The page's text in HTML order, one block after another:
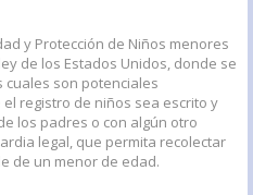
y Protección de Niños menores
de los Estados Unidos, donde se
cuales son potenciales
registro de niños sea escrito y
los padres o con algún otro
legal, que permita recolectar
de un menor de edad.